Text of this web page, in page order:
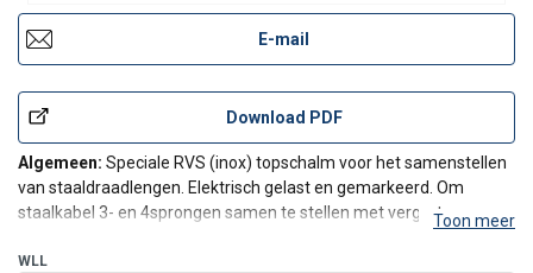
E-mail
Download PDF
Algemeen: Speciale RVS (inox) topschalm voor het samenstellen
van staaldraadlengen. Elektrisch gelast en gemarkeerd. Om
staalkabel 3- en 4sprongen samen te stellen met vergrote
zelfs twee kabelkousen passen.
Toon meer
WLL